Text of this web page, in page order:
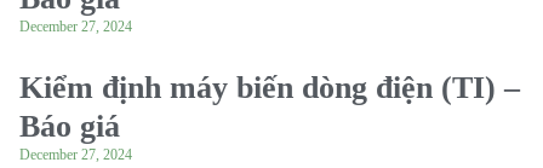
December 27, 2024
Kiểm định máy biến dòng điện (TI) –
Báo giá
December 27, 2024